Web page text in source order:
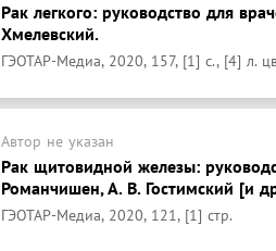
Рак легкого: руководство для
Хмелевский.
ГЭОТАР-Медиа, 2020, 157, [1] с., [4] л.
Автор не указан
Рак щитовидной железы:
Романчишен, А. В. Гостимский [и
ГЭОТАР-Медиа, 2020, 121, [1] стр.